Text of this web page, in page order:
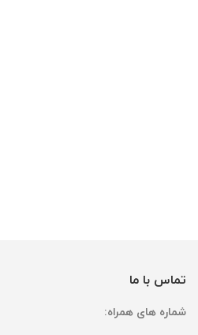
تماس با ما
شماره های همراه: